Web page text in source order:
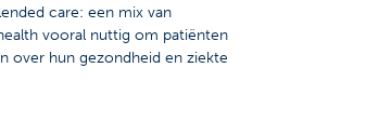
care: een mix van
vooral nuttig om patiënten
over hun gezondheid en ziekte